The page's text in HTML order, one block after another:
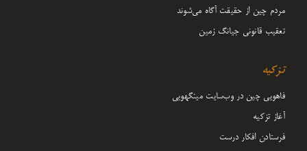
مردم چین از حقیقت آگاه می‌شوند
تعقیب قانونی جیانگ زمین
تزکیه
فاهویی چین در وب‌سایت مینگهویی
آغاز تزکیه
فرستادن افکار درست